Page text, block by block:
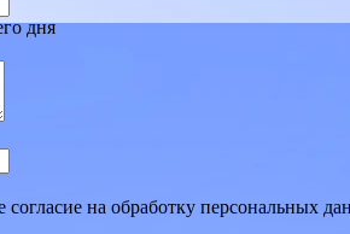
дня
на обработку персональных